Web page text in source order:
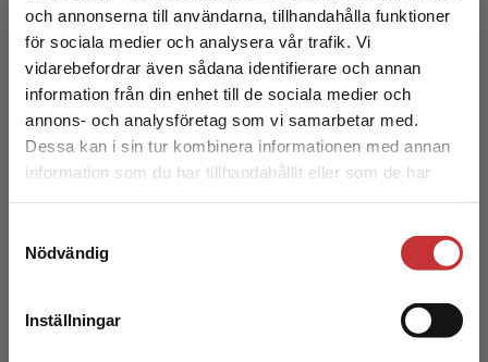
och annonserna till användarna, tillhandahålla funktioner
för sociala medier och analysera vår trafik. Vi
vidarebefordrar även sådana identifierare och annan
information från din enhet till de sociala medier och
annons- och analysföretag som vi samarbetar med.
Dessa kan i sin tur kombinera informationen med annan
information som du har tillhandahållit eller som de har
Nödvändig
Inställningar
Begränsad fraktregion
Det verkar som att du besöker
studentlitteratur.se via en enhet utanför Sverige.
Vi erbjuder inte leveranser utanför Sverige. För
att kunna slutföra ett köp måste
Exkl. moms: 227 kr